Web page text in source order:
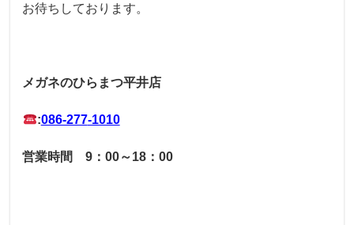
お待ちしております。
メガネのひらまつ平井店
:086-277-1010
営業時間 9：00～18：00